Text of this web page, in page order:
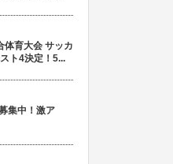
体育大会 サッカ
ト4決定！5...
集中！激ア